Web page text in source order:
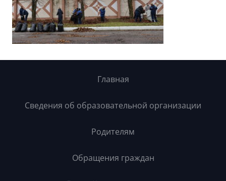
Главная
Сведения об образовательной организации
Родителям
Обращения граждан